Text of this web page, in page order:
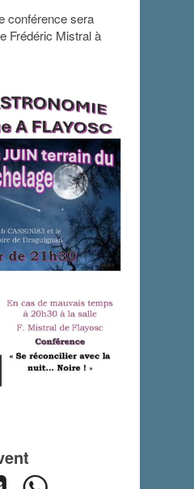
conférence sera
Frédéric Mistral à